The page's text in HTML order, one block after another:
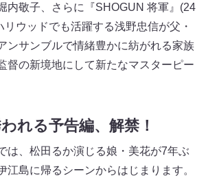
内敬子、さらに『SHOGUN 将軍』(24
ウッドでも活躍する浅野忠信が父・
ンサンブルで情緒豊かに紡がれる家族
督の新境地にして新たなマスターピー
れる予告編、解禁！
は、松田るか演じる娘・美花が7年ぶ
江島に帰るシーンからはじまります。